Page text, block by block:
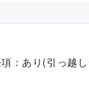
：あり(引っ越